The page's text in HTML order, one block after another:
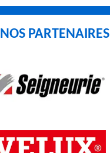
NOS PARTENAIRES